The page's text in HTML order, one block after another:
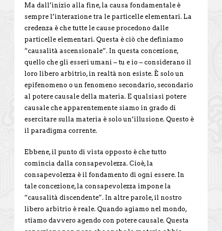
Ma dall’inizio alla fine, la causa fondamentale è
sempre l’interazione tra le particelle elementari. La
credenza è che tutte le cause procedono dalle
particelle elementari. Questa è ciò che definiamo
“causalità ascensionale”. In questa concezione,
quello che gli esseri umani – tu e io – considerano il
loro libero arbitrio, in realtà non esiste. È solo un
epifenomeno o un fenomeno secondario, secondario
al potere causale della materia. E qualsiasi potere
causale che apparentemente siamo in grado di
esercitare sulla materia è solo un’illusione. Questo è
il paradigma corrente.
Ebbene, il punto di vista opposto è che tutto
comincia dalla consapevolezza. Cioè, la
consapevolezza è il fondamento di ogni essere. In
tale concezione, la consapevolezza impone la
“causalità discendente”. In altre parole, il nostro
libero arbitrio è reale. Quando agiamo nel mondo,
stiamo davvero agendo con potere causale. Questa